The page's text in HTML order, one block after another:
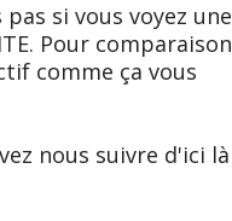
si vous voyez une
Pour comparaison
comme ça vous
nous suivre d'ici là